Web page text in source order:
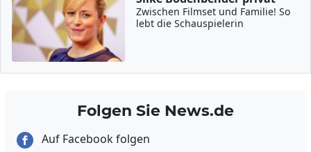
Zwischen Filmset und Familie! So
lebt die Schauspielerin
Folgen Sie News.de
Auf Facebook folgen